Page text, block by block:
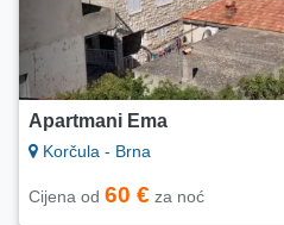
Apartmani Ema
Korčula - Brna
Cijena od 60 € za noć